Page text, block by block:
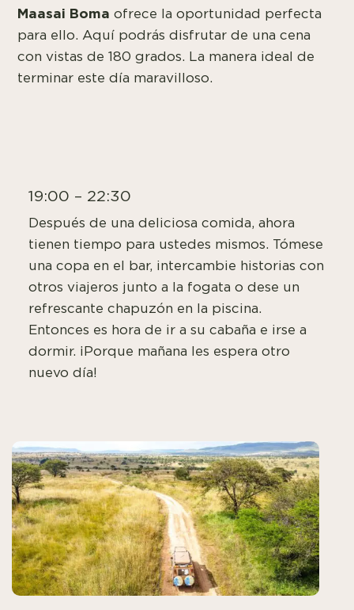
Maasai Boma ofrece la oportunidad perfecta
para ello. Aquí podrás disfrutar de una cena
con vistas de 180 grados. La manera ideal de
terminar este día maravilloso.
19:00 – 22:30
Después de una deliciosa comida, ahora
tienen tiempo para ustedes mismos. Tómese
una copa en el bar, intercambie historias con
otros viajeros junto a la fogata o dese un
refrescante chapuzón en la piscina.
Entonces es hora de ir a su cabaña e irse a
dormir. ¡Porque mañana les espera otro
nuevo día!